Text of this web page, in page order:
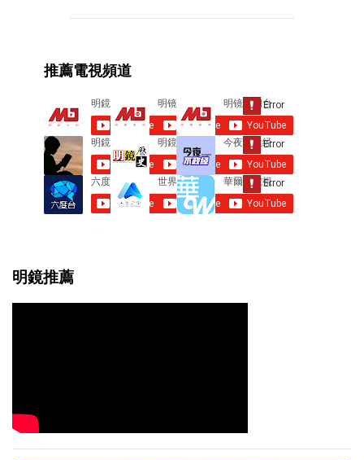
n
t
s
推薦電視頻道
明鏡推薦